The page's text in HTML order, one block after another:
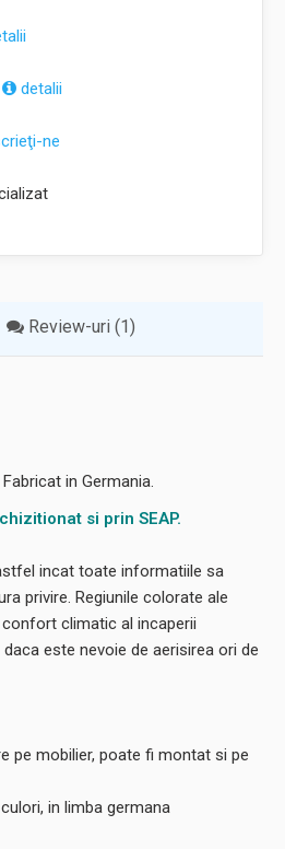
detalii
ne
Review-uri (1)
in Germania.
si prin SEAP.
incat toate informatiile sa
privire. Regiunile colorate ale
climatic al incaperii
este nevoie de aerisirea ori de
pe mobilier, poate fi montat si pe
in limba germana